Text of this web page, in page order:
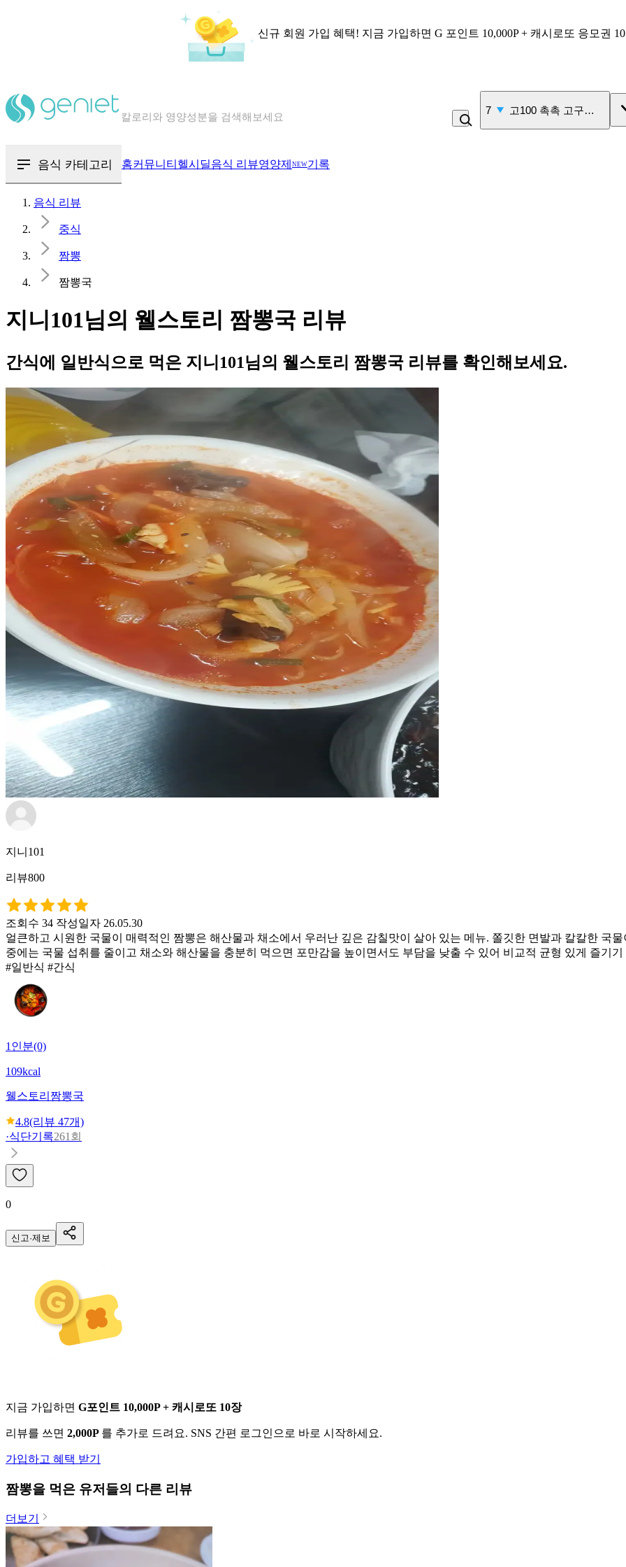
신규 회원 가입 혜택! 지금 가입하면 G 포인트 10,000P + 캐시로또 응모권
혈당 · 다이어트 음식 검색해보세요
8 고구마
음식 카테고리 홈커뮤니티 헬시딜음식 리뷰영양제 NEW기록
음식 리뷰
중식
짬뽕
짬뽕국
지니101님의 웰스토리 짬뽕국 리뷰
간식에 일반식으로 먹은 지니101님의 웰스토리 짬뽕국 리뷰를 확인해보세요.
지니101
리뷰800
조회수 34 작성일자 26.05.30
얼큰하고 시원한 국물이 매력적인 짬뽕은 해산물과 채소에서 우러난 깊은 감칠맛이 살아 있는 메뉴. 쫄깃한 면발과 칼칼한 국
중에는 국물 섭취를 줄이고 채소와 해산물을 충분히 먹으면 포만감을 높이면서도 부담을 낮출 수 있어 비교적 균형 있게 즐기기
#일반식 #간식
1인분(0)
109kcal
웰스토리 짬뽕국
4.8(리뷰 47개)
·식단기록261회
0
신고·제보
지금 가입하면 G포인트 10,000P + 캐시로또 10장
리뷰를 쓰면 2,000P 를 추가로 드려요. SNS 간편 로그인으로 바로 시작하세요.
가입하고 혜택 받기
짬뽕을 먹은 유저들의 다른 리뷰
더보기